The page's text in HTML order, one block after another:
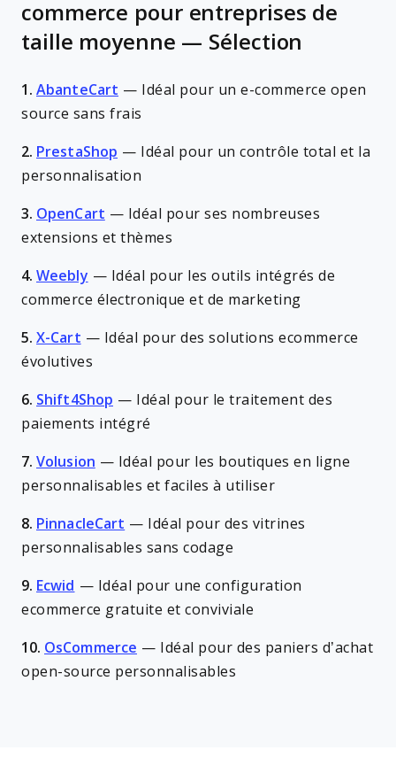
commerce pour entreprises de
taille moyenne — Sélection
1. AbanteCart —
Idéal pour un e-commerce open
source sans frais
2. PrestaShop —
Idéal pour un contrôle total et la
personnalisation
3. OpenCart — Idéal pour ses nombreuses
extensions et thèmes
4. Weebly — Idéal pour les outils intégrés de
commerce électronique et de marketing
5. X-Cart — Idéal pour des solutions ecommerce
évolutives
6. Shift4Shop —
Idéal pour le traitement des
paiements intégré
7. Volusion — Idéal pour les boutiques en ligne
personnalisables et faciles à utiliser
8. PinnacleCart —
Idéal pour des vitrines
personnalisables sans codage
9. Ecwid — Idéal pour une configuration
ecommerce gratuite et conviviale
10. OsCommerce —
Idéal pour des paniers d’achat
open-source personnalisables